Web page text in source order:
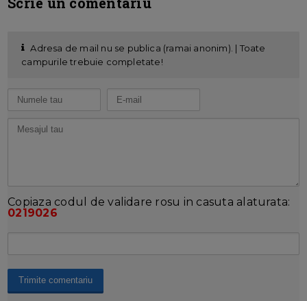
Adresa de mail nu se publica (ramai anonim). | Toate
campurile trebuie completate!
Copiaza codul de validare rosu in casuta alaturata:
0219026